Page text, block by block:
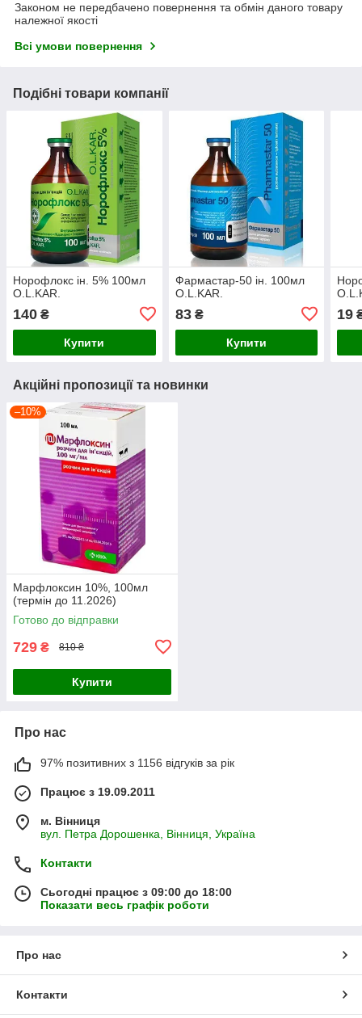
Законом не передбачено повернення та обмін даного товару
належної якості
Всі умови повернення
Подібні товари компанії
Норофлокс ін. 5% 100мл
O.L.KAR.
140 ₴
Купити
Фармастар-50 ін. 100мл
O.L.KAR.
83₴
Купити
19
Акційні пропозиції та новинки
–10%
Марфлоксин 10%, 100мл
(термін до 11.2026)
Готово до відправки
729 ₴ 810 ₴
Купити
Про нас
97% позитивних з 1156 відгуків за рік
Працює з 19.09.2011
м. Вінниця
вул. Петра Дорошенка, Вінниця, Україна
Контакти
Сьогодні працює з 09:00 до 18:00
Показати весь графік роботи
Про нас
Контакти